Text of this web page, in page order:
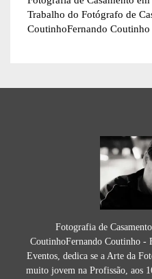
Trabalho do Fotógrafo de
CoutinhoFernando
Fotografia de
CoutinhoFernando Coutinho -
Eventos, dedica se a Arte da
muito jovem na Profissão, aos